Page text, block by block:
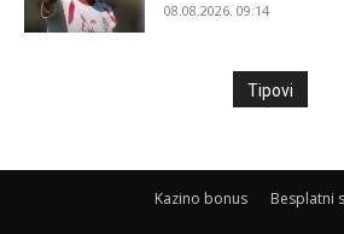
08.08.2026. 09:14
Tipovi
Kazino bonus Besplatni